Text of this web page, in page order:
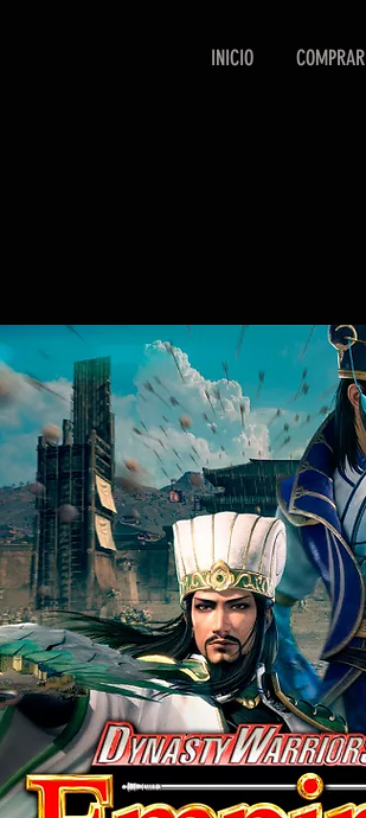
INICIO COMPRAR